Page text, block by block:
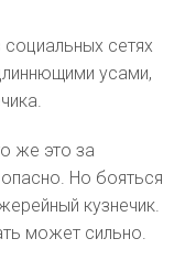
сетях
усами,
же это за
Но бояться
кузнечик.
может сильно.